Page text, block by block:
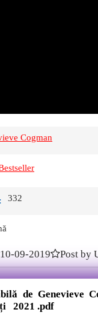
Cogman
332
10-09-2019 Post by
de Genevieve
2021 .pdf